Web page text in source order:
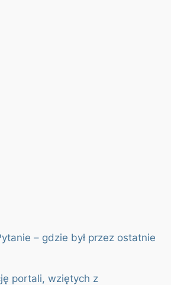
– gdzie był przez ostatnie
portali, wziętych z